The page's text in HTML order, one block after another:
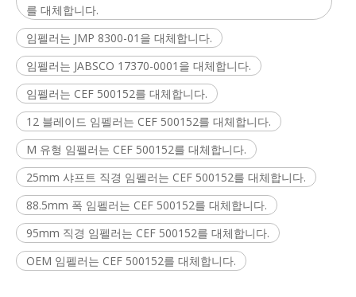
를 대체합니다.
임펠러는 JMP 8300-01을 대체합니다.
임펠러는 JABSCO 17370-0001을 대체합니다.
임펠러는 CEF 500152를 대체합니다.
12 블레이드 임펠러는 CEF 500152를 대체합니다.
M 유형 임펠러는 CEF 500152를 대체합니다.
25mm 샤프트 직경 임펠러는 CEF 500152를 대체합니다.
88.5mm 폭 임펠러는 CEF 500152를 대체합니다.
95mm 직경 임펠러는 CEF 500152를 대체합니다.
OEM 임펠러는 CEF 500152를 대체합니다.